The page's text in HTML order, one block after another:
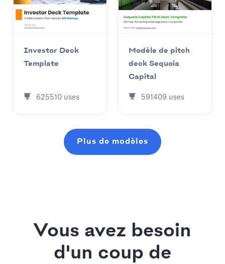
Investor Deck
Template
625510 uses
Modèle de pitch
deck Sequoia
Capital
591409 uses
Plus de modèles
Vous avez besoin
d'un coup de